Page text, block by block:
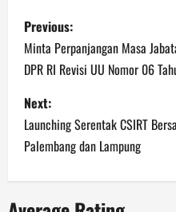
P
o
s
t
n
a
Previous:
Minta Perpanjangan Masa
DPR RI Revisi UU Nomor 06
Next:
Launching Serentak CSIRT
Palembang dan Lampung